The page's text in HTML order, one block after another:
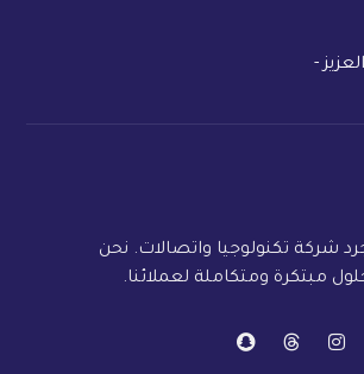
-
شركة تكنولوجيا واتصالات. نحن
مبتكرة ومتكاملة لعملائنا.